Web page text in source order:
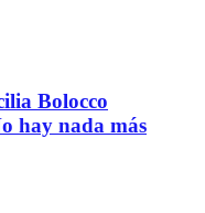
Bolocco
hay nada más